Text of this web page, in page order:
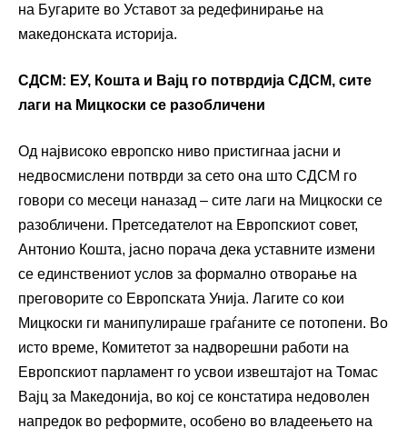
на Бугарите во Уставот за редефинирање на
македонската историја.
СДСМ: ЕУ, Кошта и Вајц го потврдија СДСМ, сите
лаги на Мицкоски се разобличени
Од највисоко европско ниво пристигнаа јасни и
недвосмислени потврди за сето она што СДСМ го
говори со месеци наназад – сите лаги на Мицкоски се
разобличени. Претседателот на Европскиот совет,
Антонио Кошта, јасно порача дека уставните измени
се единствениот услов за формално отворање на
преговорите со Европската Унија. Лагите со кои
Мицкоски ги манипулираше граѓаните се потопени. Во
исто време, Комитетот за надворешни работи на
Европскиот парламент го усвои извештајот на Томас
Вајц за Македонија, во кој се констатира недоволен
напредок во реформите, особено во владеењето на